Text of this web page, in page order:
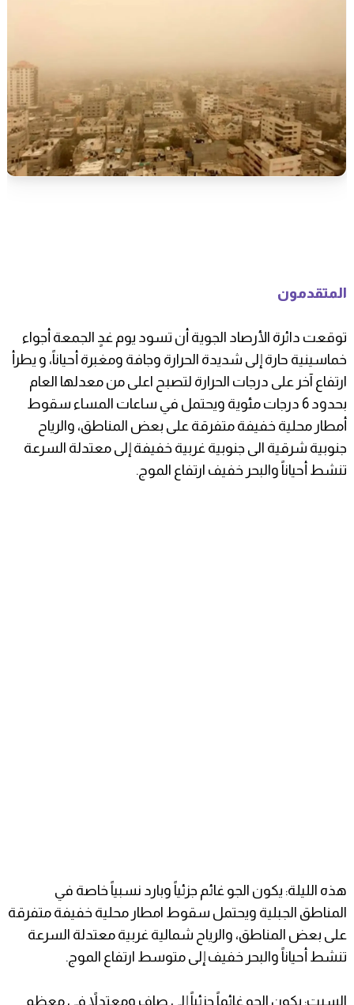
المتقدمون
توقعت دائرة الأرصاد الجوية أن تسود يوم غدٍ الجمعة أجواء
خماسينية حارة إلى شديدة الحرارة وجافة ومغبرة أحياناً، و يطرأ
ارتفاع آخر على درجات الحرارة لتصبح اعلى من معدلها العام
بحدود 6 درجات مئوية ويحتمل في ساعات المساء سقوط
أمطار محلية خفيفة متفرقة على بعض المناطق، والرياح
جنوبية شرقية الى جنوبية غربية خفيفة إلى معتدلة السرعة
تنشط أحياناً والبحر خفيف ارتفاع الموج.
هذه الليلة: يكون الجو غائم جزئياً وبارد نسبياً خاصة في
المناطق الجبلية ويحتمل سقوط امطار محلية خفيفة متفرقة
على بعض المناطق، والرياح شمالية غربية معتدلة السرعة
تنشط أحياناً والبحر خفيف إلى متوسط ارتفاع الموج.
السبت: يكون الجو غائماً جزئياً إلى صافٍ ومعتدلاً في معظم